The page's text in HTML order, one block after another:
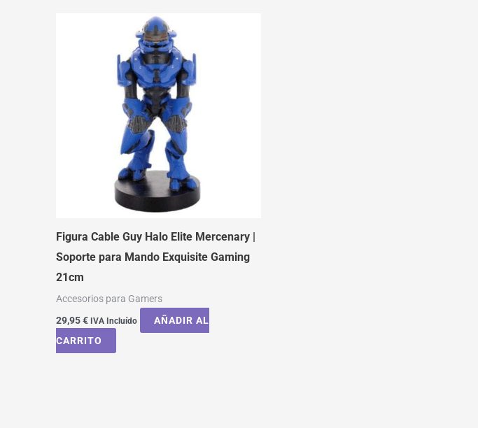
Figura Cable Guy Halo Elite Mercenary |
Soporte para Mando Exquisite Gaming
21cm
Accesorios para Gamers
29,95€ IVA Incluído
AÑADIR AL
CARRITO